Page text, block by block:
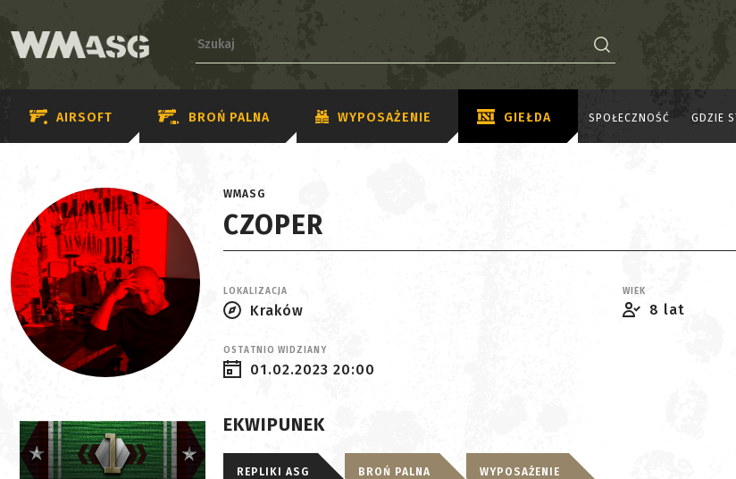
AIRSOFT BROŃ PALNA WYPOSAŻENIE GIEŁDA SPOŁECZNOŚĆ GDZIE
WMASG
CZOPER
LOKALIZACJA
Kraków
WIEK
8 lat
OSTATNIO WIDZIANY
01.02.2023 20:00
EKWIPUNEK
REPLIKI ASG BROŃ PALNA WYPOSAŻENIE